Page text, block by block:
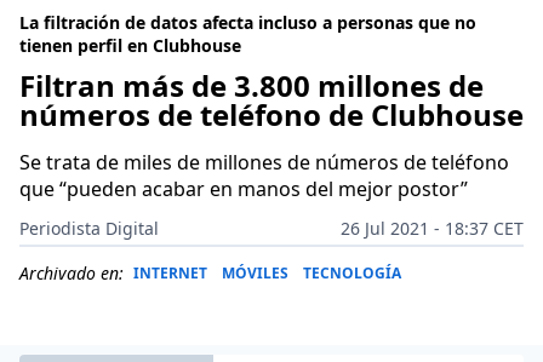
La filtración de datos afecta incluso a personas que no
tienen perfil en Clubhouse
Filtran más de 3.800 millones de
números de teléfono de Clubhouse
Se trata de miles de millones de números de teléfono
que “pueden acabar en manos del mejor postor”
Periodista Digital
26 Jul 2021 - 18:37 CET
Archivado en: INTERNET MÓVILES TECNOLOGÍA